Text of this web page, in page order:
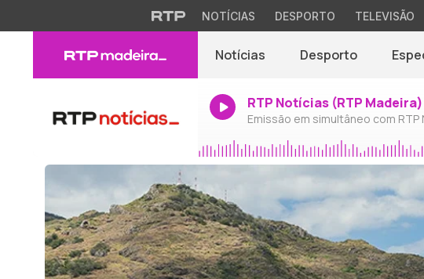
NOTÍCIAS DESPORTO TELEVISÃO
Notícias Desporto
RTP Notícias (RTP Madeira)
Emissão em simultâneo com RTP